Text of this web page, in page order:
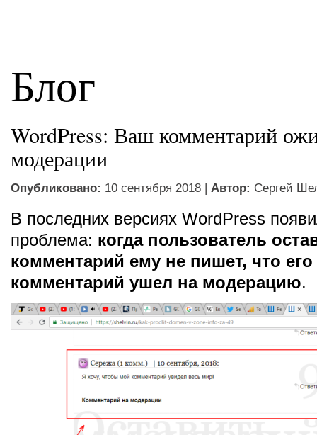
Блог
WordPress: Ваш комментарий
модерации
Опубликовано: 10 сентября 2018 | Автор: Сергей
В последних версиях WordPress
проблема: когда пользователь
комментарий ему не пишет, что его
комментарий ушел на модерацию.